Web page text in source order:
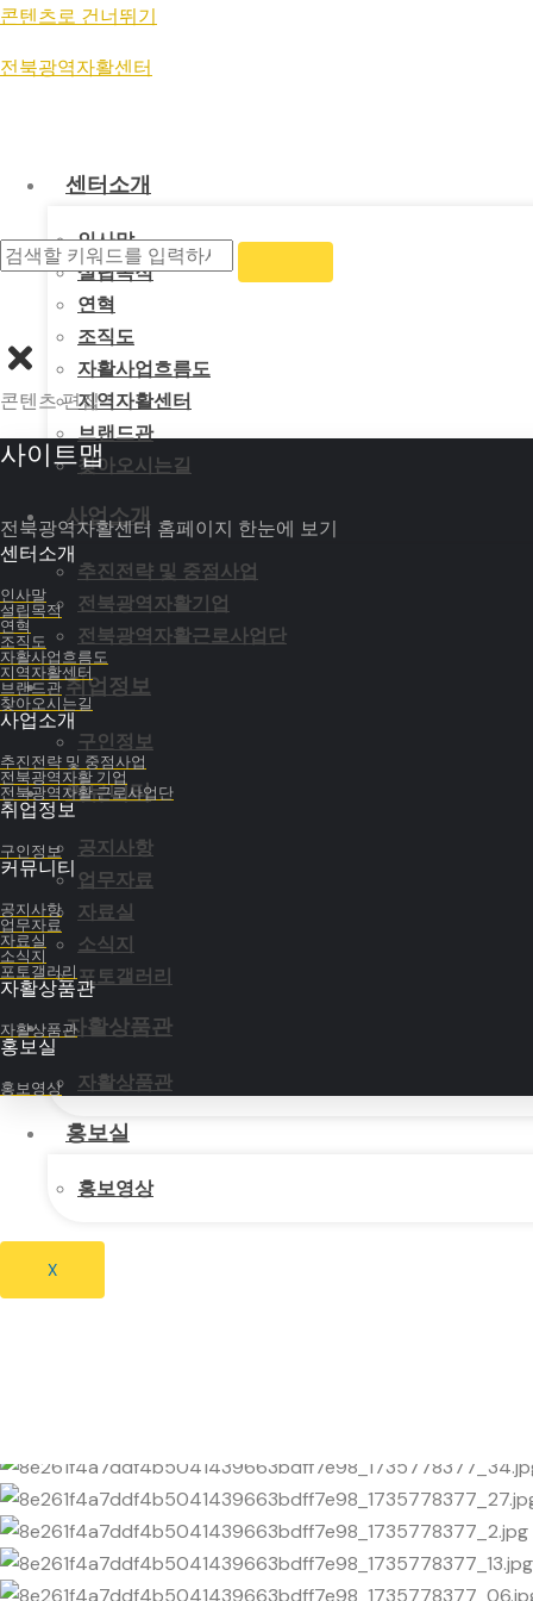
콘텐츠로 건너뛰기
전북광역자활센터
센터소개
인사말
설립목적
연혁
조직도
자활사업흐름도
지역자활센터
브랜드관
찾아오시는길
사업소개
추진전략 및 중점사업
전북광역자활기업
전북광역자활근로사업단
취업정보
구인정보
커뮤니티
공지사항
업무자료
자료실
소식지
포토갤러리
자활상품관
자활상품관
홍보실
홍보영상
X
콘텐츠 편집
사이트맵
전북광역자활센터 홈페이지 한눈에 보기
센터소개
인사말
설립목적
연혁
조직도
자활사업흐름도
지역자활센터
브랜드관
찾아오시는길
사업소개
추진전략 및 중점사업
전북광역자활 기업
전북광역자활 근로사업단
취업정보
구인정보
커뮤니티
공지사항
업무자료
자료실
소식지
포토갤러리
자활상품관
자활상품관
홍보실
홍보영상
자활상품관
2025년 전북지